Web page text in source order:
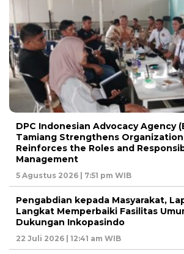
DPC Indonesian Advocacy Agency
Tamiang Strengthens
Reinforces the Roles and
Management
5 Agustus 2026 | 7:51 pm WIB
Pengabdian kepada Masyarakat,
Langkat Memperbaiki Fasilitas
Dukungan Inkopasindo
22 Juli 2026 | 12:41 am WIB